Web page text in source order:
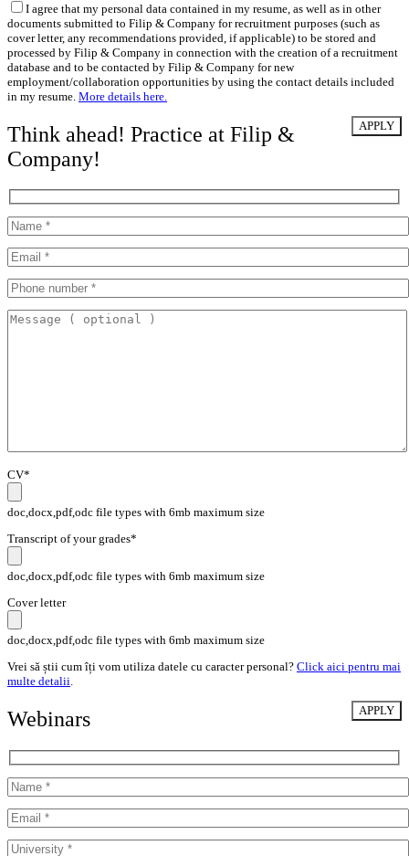
I agree that my personal data contained in my resume, as well as in other
documents submitted to Filip & Company for recruitment purposes (such as
cover letter, any recommendations provided, if applicable) to be stored and
processed by Filip & Company in connection with the creation of a recruitment
database and to be contacted by Filip & Company for new
employment/collaboration opportunities by using the contact details included
in my resume. More details here.
Think ahead! Practice at Filip &
Company!
CV*
doc,docx,pdf,odc file types with 6mb maximum size
Transcript of your grades*
doc,docx,pdf,odc file types with 6mb maximum size
Cover letter
doc,docx,pdf,odc file types with 6mb maximum size
Vrei să știi cum îți vom utiliza datele cu caracter personal? Click aici pentru mai
multe detalii.
Webinars